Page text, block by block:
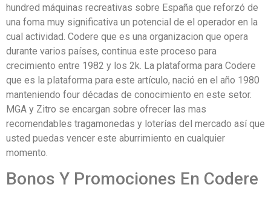
hundred máquinas recreativas sobre España que reforzó de
una foma muy significativa un potencial de el operador en la
cual actividad. Codere que es una organizacion que opera
durante varios países, continua este proceso para
crecimiento entre 1982 y los 2k. La plataforma para Codere
que es la plataforma para este artículo, nació en el año 1980
manteniendo four décadas de conocimiento en este setor.
MGA y Zitro se encargan sobre ofrecer las mas
recomendables tragamonedas y loterías del mercado así que
usted puedas vencer este aburrimiento en cualquier
momento.
Bonos Y Promociones En Codere